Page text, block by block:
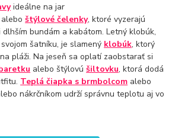
ideálne na jar
štýlové čelenky, ktoré vyzerajú
bundám a kabátom. Letný klobúk,
šatníku, je slamený klobúk, ktorý
pláži. Na jeseň sa oplatí zaobstarať si
alebo štýlovúšiltovku, ktorá dodá
Teplá čiapka s brmbolcom alebo
nákrčníkom udrží správnu teplotu aj vo